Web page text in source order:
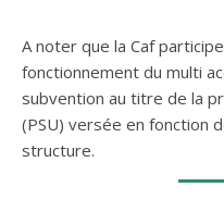
A noter que la Caf
fonctionnement du multi
subvention au titre de la
(PSU) versée en fonction
structure.